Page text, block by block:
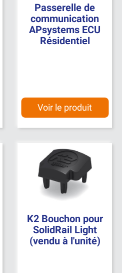
Passerelle de
communication
APsystems ECU
Résidentiel
Voir le produit
K2 Bouchon pour
SolidRail Light
(vendu à l'unité)